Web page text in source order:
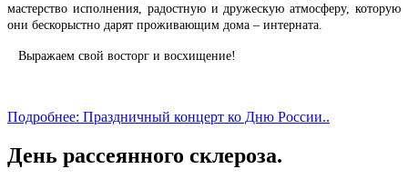
мастерство исполнения, радостную и дружескую атмосферу, которую
они бескорыстно дарят проживающим дома – интерната.
Выражаем свой восторг и восхищение!
Подробнее: Праздничный концерт ко Дню России..
День рассеянного склероза.